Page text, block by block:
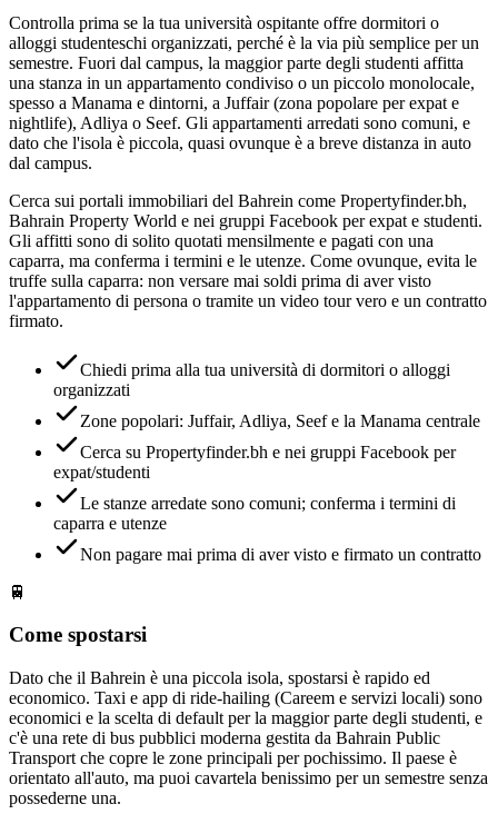
Controlla prima se la tua università ospitante offre dormitori o
alloggi studenteschi organizzati, perché è la via più semplice per un
semestre. Fuori dal campus, la maggior parte degli studenti affitta
una stanza in un appartamento condiviso o un piccolo monolocale,
spesso a Manama e dintorni, a Juffair (zona popolare per expat e
nightlife), Adliya o Seef. Gli appartamenti arredati sono comuni, e
dato che l'isola è piccola, quasi ovunque è a breve distanza in auto
dal campus.
Cerca sui portali immobiliari del Bahrein come Propertyfinder.bh,
Bahrain Property World e nei gruppi Facebook per expat e studenti.
Gli affitti sono di solito quotati mensilmente e pagati con una
caparra, ma conferma i termini e le utenze. Come ovunque, evita le
truffe sulla caparra: non versare mai soldi prima di aver visto
l'appartamento di persona o tramite un video tour vero e un contratto
firmato.
Chiedi prima alla tua università di dormitori o alloggi
organizzati
Zone popolari: Juffair, Adliya, Seef e la Manama centrale
Cerca su Propertyfinder.bh e nei gruppi Facebook per
expat/studenti
Le stanze arredate sono comuni; conferma i termini di
caparra e utenze
Non pagare mai prima di aver visto e firmato un contratto
🚆
Come spostarsi
Dato che il Bahrein è una piccola isola, spostarsi è rapido ed
economico. Taxi e app di ride-hailing (Careem e servizi locali) sono
economici e la scelta di default per la maggior parte degli studenti, e
c'è una rete di bus pubblici moderna gestita da Bahrain Public
Transport che copre le zone principali per pochissimo. Il paese è
orientato all'auto, ma puoi cavartela benissimo per un semestre senza
possederne una.